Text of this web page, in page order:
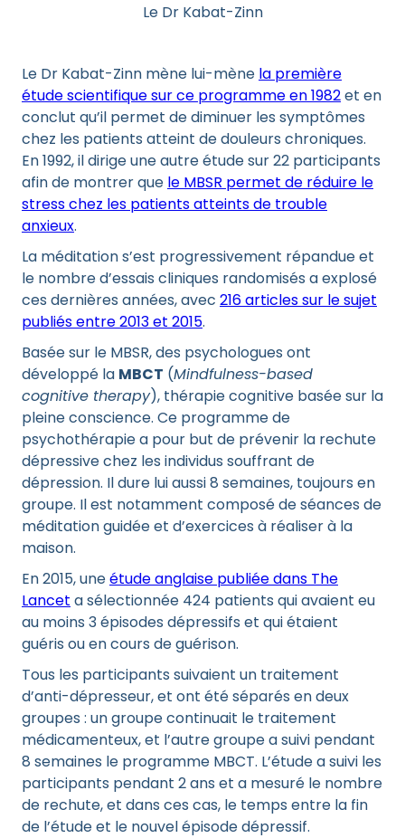
Le Dr Kabat-Zinn
Le Dr Kabat-Zinn mène lui-mène la première
étude scientifique sur ce programme en 1982et en
conclut qu’il permet de diminuer les symptômes
chez les patients atteint de douleurs chroniques.
En 1992, il dirige une autre étude sur 22 participants
afin de montrer que le MBSR permet de réduire le
stress chez les patients atteints de trouble
anxieux.
La méditation s’est progressivement répandue et
le nombre d’essais cliniques randomisés a explosé
ces dernières années, avec 216 articles sur le sujet
publiés entre 2013 et 2015.
Basée sur le MBSR, des psychologues ont
développé la MBCT (Mindfulness-based
cognitive therapy), thérapie cognitive basée sur la
pleine conscience. Ce programme de
psychothérapie a pour but de prévenir la rechute
dépressive chez les individus souffrant de
dépression. Il dure lui aussi 8 semaines, toujours en
groupe. Il est notamment composé de séances de
méditation guidée et d’exercices à réaliser à la
maison.
En 2015, uneétude anglaise publiée dans The
Lancet a sélectionnée 424 patients qui avaient eu
au moins 3 épisodes dépressifs et qui étaient
guéris ou en cours de guérison.
Tous les participants suivaient un traitement
d’anti-dépresseur, et ont été séparés en deux
groupes : un groupe continuait le traitement
médicamenteux, et l’autre groupe a suivi pendant
8 semaines le programme MBCT. L’étude a suivi les
participants pendant 2 ans et a mesuré le nombre
de rechute, et dans ces cas, le temps entre la fin
de l’étude et le nouvel épisode dépressif.